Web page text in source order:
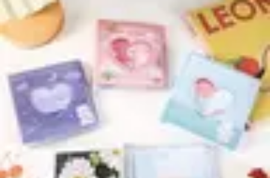
Conseil Banque
Prêts et Crédits
Crédits et EmpruntsFrais et Tarifs
Gestion
Crédits et Financements
Conseil Banque